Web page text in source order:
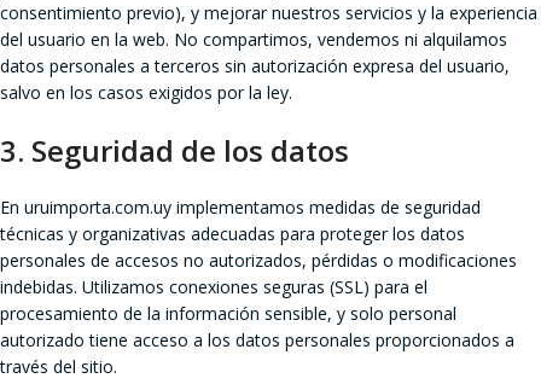
consentimiento previo), y mejorar nuestros servicios y la experiencia
del usuario en la web. No compartimos, vendemos ni alquilamos
datos personales a terceros sin autorización expresa del usuario,
salvo en los casos exigidos por la ley.
3. Seguridad de los datos
En uruimporta.com.uy implementamos medidas de seguridad
técnicas y organizativas adecuadas para proteger los datos
personales de accesos no autorizados, pérdidas o modificaciones
indebidas. Utilizamos conexiones seguras (SSL) para el
procesamiento de la información sensible, y solo personal
autorizado tiene acceso a los datos personales proporcionados a
través del sitio.